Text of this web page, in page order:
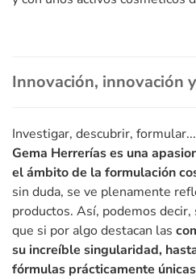
Innovación, innovación
Investigar, descubrir, formular...
Gema Herrerías es una
el ámbito de la formulación
sin duda, se ve plenamente
productos. Así, podemos
que si por algo destacan las
su increíble singularidad,
fórmulas prácticamente únicas